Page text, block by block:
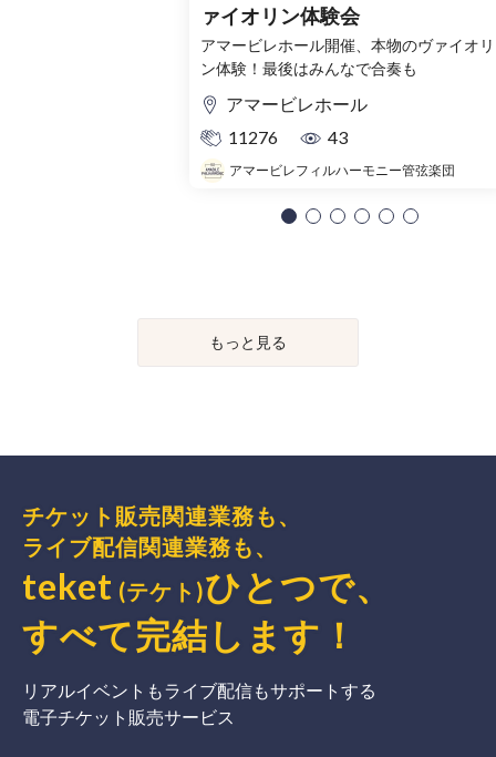
ァイオリン体験会
アマービレホール開催、本物のヴァイオリ
ン体験！最後はみんなで合奏も
アマービレホール
11276
43
アマービレフィルハーモニー管弦楽団
もっと見る
チケット販売関連業務も、
ライブ配信関連業務も、
teket (テケト)ひとつで、
すべて完結 します ！
リアルイベントもライブ配信もサポートする
電子チケット販売サービス